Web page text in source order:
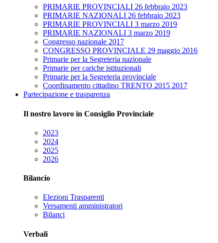
PRIMARIE PROVINCIALI 26 febbraio 2023
PRIMARIE NAZIONALI 26 febbraio 2023
PRIMARIE PROVINCIALI 3 marzo 2019
PRIMARIE NAZIONALI 3 marzo 2019
Congresso nazionale 2017
CONGRESSO PROVINCIALE 29 maggio 2016
Primarie per la Segreteria nazionale
Primarie per cariche istituzionali
Primarie per la Segreteria provinciale
Coordinamento cittadino TRENTO 2015 2017
Partecipazione e trasparenza
Il nostro lavoro in Consiglio Provinciale
2023
2024
2025
2026
Bilancio
Elezioni Trasparenti
Versamenti amministratori
Bilanci
Verbali